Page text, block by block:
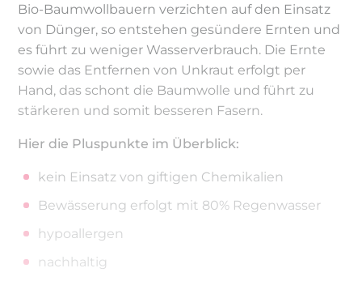
Bio-Baumwollbauern verzichten auf den Einsatz
von Dünger, so entstehen gesündere Ernten und
es führt zu weniger Wasserverbrauch. Die Ernte
sowie das Entfernen von Unkraut erfolgt per
Hand, das schont die Baumwolle und führt zu
stärkeren und somit besseren Fasern.
Hier die Pluspunkte im Überblick:
kein Einsatz von giftigen Chemikalien
Bewässerung erfolgt mit 80% Regenwasser
hypoallergen
nachhaltig